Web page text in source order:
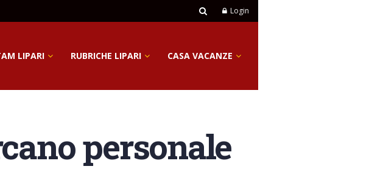
Login
LIPARI RUBRICHE LIPARI CASA VACANZE
personale